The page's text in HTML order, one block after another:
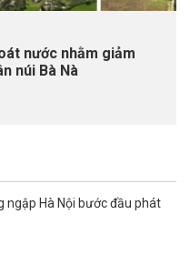
nước nhằm giảm
núi Bà Nà
ngập Hà Nội bước đầu phát